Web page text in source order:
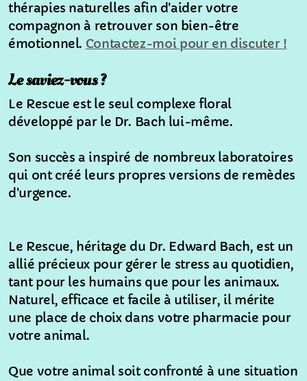
thérapies naturelles afin d'aider votre
compagnon à retrouver son bien-être
émotionnel. Contactez-moi pour en discuter !
Le saviez-vous ?
Le Rescue est le seul complexe floral
développé par le Dr. Bach lui-même.
Son succès a inspiré de nombreux laboratoires
qui ont créé leurs propres versions de remèdes
d'urgence.
Le Rescue, héritage du Dr. Edward Bach, est un
allié précieux pour gérer le stress au quotidien,
tant pour les humains que pour les animaux.
Naturel, efficace et facile à utiliser, il mérite
une place de choix dans votre pharmacie pour
votre animal.
Que votre animal soit confronté à une situation